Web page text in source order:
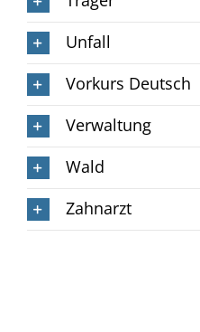
Unfall
Vorkurs Deutsch
Verwaltung
Wald
Zahnarzt